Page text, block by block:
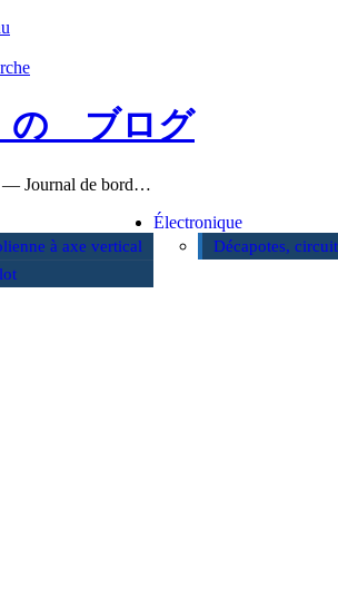
の ブログ
— Journal de bord…
à axe vertical
Électronique
Décapotes,